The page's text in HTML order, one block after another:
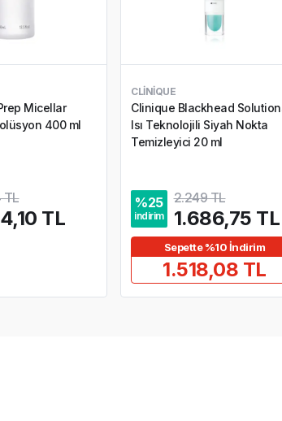
Micellar
400 ml
TL
TL
CLINIQUE
Clinique Blackhead
Isı Teknolojili Siyah Nokta
Temizleyici 20 ml
%25
indirim
2.249 TL
1.686,75 TL
Sepette %10 İndirim
1.518,08 TL